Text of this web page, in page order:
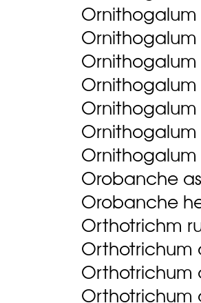
Ornithogalum
Ornithogalum
Ornithogalum
Orobanche
Orobanche
Orthotrichm
Orthotrichum
Orthotrichum
Orthotrichum